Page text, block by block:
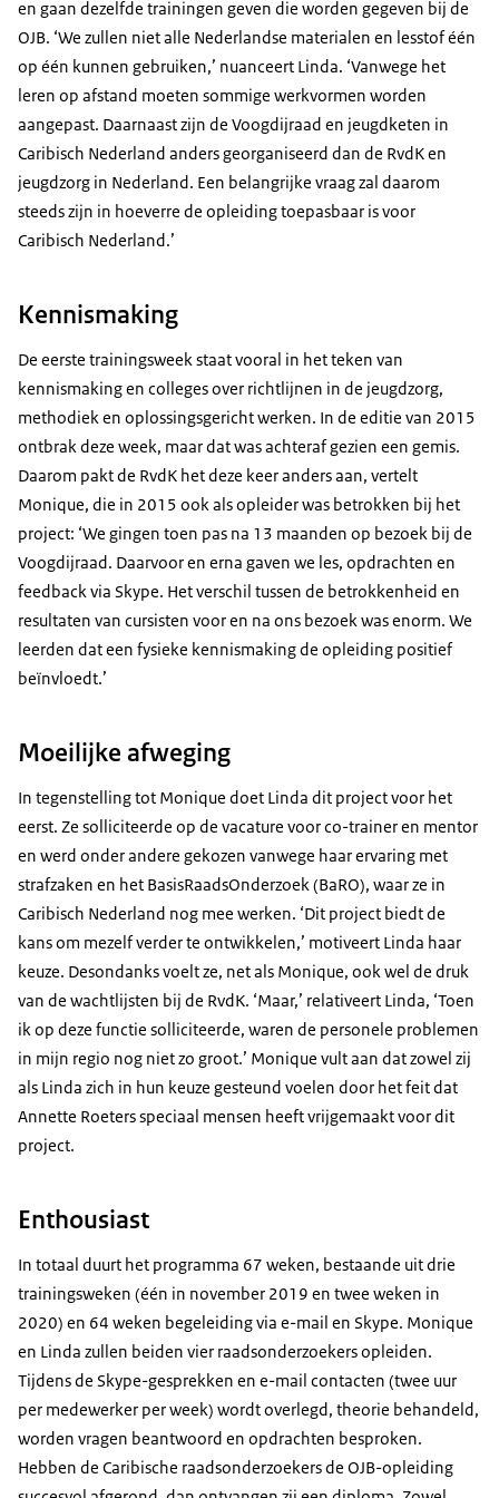
en gaan dezelfde trainingen geven die worden gegeven bij de
OJB. ‘We zullen niet alle Nederlandse materialen en lesstof één
op één kunnen gebruiken,’ nuanceert Linda. ‘Vanwege het
leren op afstand moeten sommige werkvormen worden
aangepast. Daarnaast zijn de Voogdijraad en jeugdketen in
Caribisch Nederland anders georganiseerd dan de RvdK en
jeugdzorg in Nederland. Een belangrijke vraag zal daarom
steeds zijn in hoeverre de opleiding toepasbaar is voor
Caribisch Nederland.’
Kennismaking
De eerste trainingsweek staat vooral in het teken van
kennismaking en colleges over richtlijnen in de jeugdzorg,
methodiek en oplossingsgericht werken. In de editie van 2015
ontbrak deze week, maar dat was achteraf gezien een gemis.
Daarom pakt de RvdK het deze keer anders aan, vertelt
Monique, die in 2015 ook als opleider was betrokken bij het
project: ‘We gingen toen pas na 13 maanden op bezoek bij de
Voogdijraad. Daarvoor en erna gaven we les, opdrachten en
feedback via Skype. Het verschil tussen de betrokkenheid en
resultaten van cursisten voor en na ons bezoek was enorm. We
leerden dat een fysieke kennismaking de opleiding positief
beïnvloedt.’
Moeilijke afweging
In tegenstelling tot Monique doet Linda dit project voor het
eerst. Ze solliciteerde op de vacature voor co-trainer en mentor
en werd onder andere gekozen vanwege haar ervaring met
strafzaken en het BasisRaadsOnderzoek (BaRO), waar ze in
Caribisch Nederland nog mee werken. ‘Dit project biedt de
kans om mezelf verder te ontwikkelen,’ motiveert Linda haar
keuze. Desondanks voelt ze, net als Monique, ook wel de druk
van de wachtlijsten bij de RvdK. ‘Maar,’ relativeert Linda, ‘Toen
ik op deze functie solliciteerde, waren de personele problemen
in mijn regio nog niet zo groot.’ Monique vult aan dat zowel zij
als Linda zich in hun keuze gesteund voelen door het feit dat
Annette Roeters speciaal mensen heeft vrijgemaakt voor dit
project.
Enthousiast
In totaal duurt het programma 67 weken, bestaande uit drie
trainingsweken (één in november 2019 en twee weken in
2020) en 64 weken begeleiding via e-mail en Skype. Monique
en Linda zullen beiden vier raadsonderzoekers opleiden.
Tijdens de Skype-gesprekken en e-mail contacten (twee uur
per medewerker per week) wordt overlegd, theorie behandeld,
worden vragen beantwoord en opdrachten besproken.
Hebben de Caribische raadsonderzoekers de OJB-opleiding